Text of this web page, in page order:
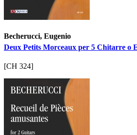
Becherucci, Eugenio
Deux Petits Morceaux per 5 Chitarre o
[CH 324]